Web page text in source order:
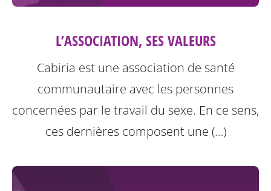
L’ASSOCIATION, SES VALEURS
Cabiria est une association de santé
communautaire avec les personnes
concernées par le travail du sexe. En ce sens,
ces dernières composent une (…)